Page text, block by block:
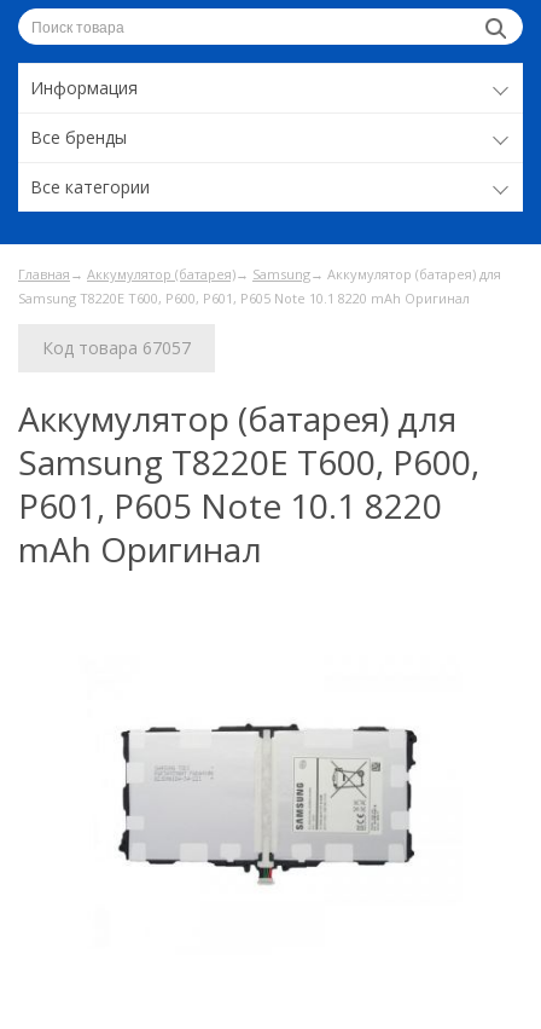
Информация
Все бренды
Все категории
Главная → Аккумулятор (батарея)→ Samsung→ Аккумулятор (батарея) для
Samsung T8220E T600, P600, P601, P605 Note 10.1 8220 mAh Оригинал
Код товара 67057
Аккумулятор (батарея) для
Samsung T8220E T600, P600,
P601, P605 Note 10.1 8220
mAh Оригинал